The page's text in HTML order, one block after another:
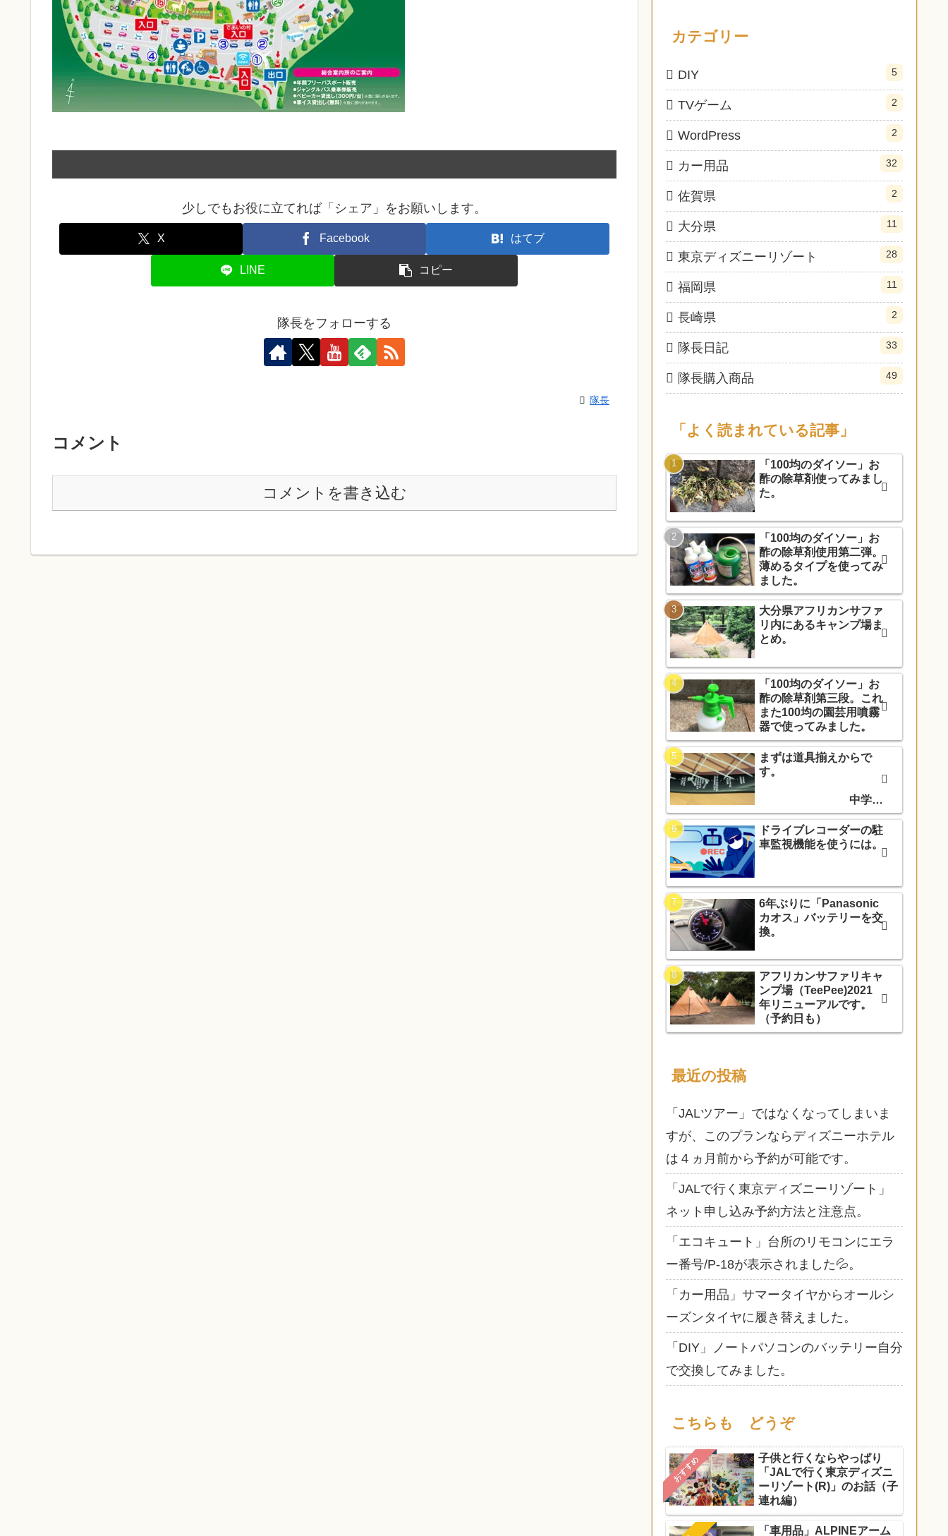
少しでもお役に立てれば「シェア」をお願いします。
X Facebook はてブ
LINE コピー
隊長をフォローする
隊長
コメント
コメントを書き込む
カテゴリー
DIY 5
TVゲーム 2
WordPress 2
カー用品 32
佐賀県 2
大分県 11
東京ディズニーリゾート 28
福岡県 11
長崎県 2
隊長日記 33
隊長購入商品 49
「よく読まれている記事」
「100均のダイソー」お
酢の除草剤使ってみまし
た。
「100均のダイソー」お
酢の除草剤使用第二弾。
薄めるタイプを使ってみ
ました。
大分県アフリカンサファ
リ内にあるキャンプ場ま
とめ。
「100均のダイソー」お
酢の除草剤第三段。これ
また100均の園芸用噴霧
器で使ってみました。
まずは道具揃えからで
す。
中学入
学でソフトテニス部に入
部しました。
ドライブレコーダーの駐
車監視機能を使うには。
6年ぶりに「Panasonic
カオス」バッテリーを交
換。
アフリカンサファリキャ
ンプ場（TeePee)2021
年リニューアルです。
（予約日も）
最近の投稿
「JALツアー」ではなくなってしまいま
すが、このプランならディズニーホテル
は４ヵ月前から予約が可能です。
「JALで行く東京ディズニーリゾート」
ネット申し込み予約方法と注意点。
「エコキュート」台所のリモコンにエラ
ー番号/P-18が表示されました💦。
「カー用品」サマータイヤからオールシ
ーズンタイヤに履き替えました。
「DIY」ノートパソコンのバッテリー自分
で交換してみました。
こちらも どうぞ
おすすめ
子供と行くならやっぱり
「JALで行く東京ディズニ
ーリゾート(R)」のお話（子
連れ編）
「車用品」ALPINEアーム